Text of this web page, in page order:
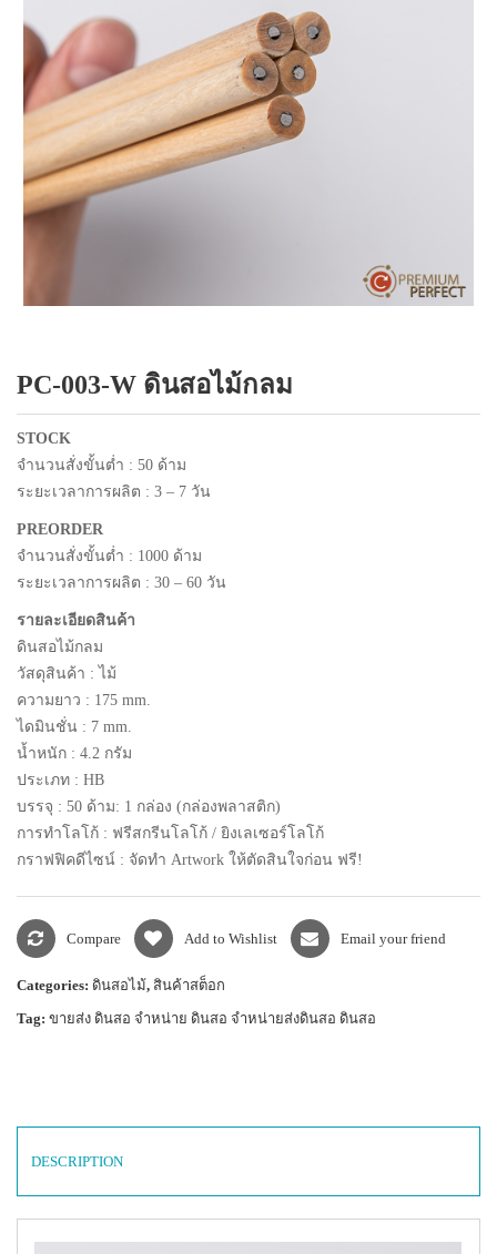
ปากกาทัชสกรีน
ปากกาลบได้ NEW
ปากกาเคมี
ปากกา Quantum NEW
ดินสอไม้
แพคเกจปากกา
โชว์รูม
PC-003-W ดินสอไม้กลม
STOCK
จำนวนสั่งขั้นต่ำ : 50 ด้าม
ระยะเวลาการผลิต : 3 – 7 วัน
PREORDER
จำนวนสั่งขั้นต่ำ : 1000 ด้าม
ระยะเวลาการผลิต : 30 – 60 วัน
รายละเอียดสินค้า
ดินสอไม้กลม
วัสดุสินค้า : ไม้
ความยาว : 175 mm.
ไดมินชั่น : 7 mm.
น้ำหนัก : 4.2 กรัม
ประเภท : HB
บรรจุ : 50 ด้าม: 1 กล่อง (กล่องพลาสติก)
การทำโลโก้ : ฟรีสกรีนโลโก้ / ยิงเลเซอร์โลโก้
กราฟฟิคดีไซน์ : จัดทำ Artwork ให้ตัดสินใจก่อน ฟรี!
Compare Add to Wishlist Email your friend
Categories: ดินสอไม้, สินค้าสต็อก
Tag: ขายส่ง ดินสอ จำหน่าย ดินสอ จำหน่ายส่งดินสอ ดินสอ
DESCRIPTION